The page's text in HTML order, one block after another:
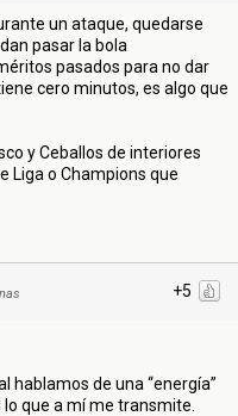
un ataque, quedarse
pasar la bola
pasados para no dar
cero minutos, es algo que
y Ceballos de interiores
Liga o Champions que
+5
hablamos de una “energía”
que a mí me transmite.